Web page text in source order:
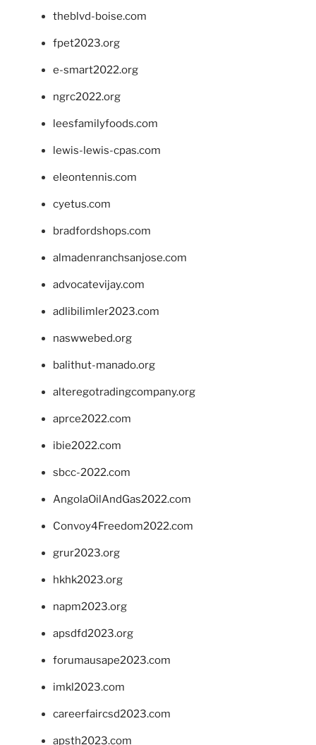
theblvd-boise.com
fpet2023.org
e-smart2022.org
ngrc2022.org
leesfamilyfoods.com
lewis-lewis-cpas.com
eleontennis.com
cyetus.com
bradfordshops.com
almadenranchsanjose.com
advocatevijay.com
adlibilimler2023.com
naswwebed.org
balithut-manado.org
alteregotradingcompany.org
aprce2022.com
ibie2022.com
sbcc-2022.com
AngolaOilAndGas2022.com
Convoy4Freedom2022.com
grur2023.org
hkhk2023.org
napm2023.org
apsdfd2023.org
forumausape2023.com
imkl2023.com
careerfaircsd2023.com
apsth2023.com